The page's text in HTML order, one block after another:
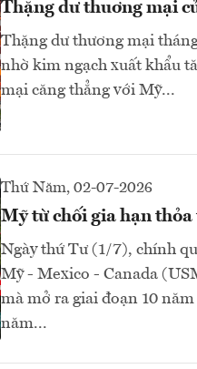
Thặng dư thuơng mại
Thặng dư thương mại
nhờ kim ngạch xuất khẩu
mại căng thẳng với Mỹ...
Thứ Năm, 02-07-2026
Mỹ từ chối gia hạn
Ngày thứ Tư (1/7), chính
Mỹ - Mexico - Canada
mà mở ra giai đoạn 10
năm...